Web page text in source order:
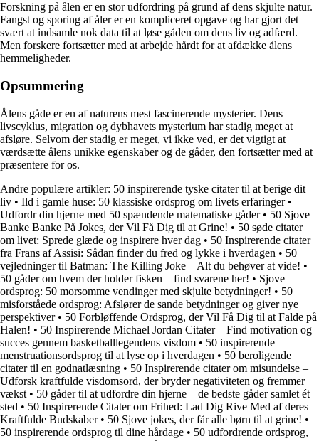
Forskning på ålen er en stor udfordring på grund af dens skjulte natur.
Fangst og sporing af åler er en kompliceret opgave og har gjort det
svært at indsamle nok data til at løse gåden om dens liv og adfærd.
Men forskere fortsætter med at arbejde hårdt for at afdække ålens
hemmeligheder.
Opsummering
Ålens gåde er en af naturens mest fascinerende mysterier. Dens
livscyklus, migration og dybhavets mysterium har stadig meget at
afsløre. Selvom der stadig er meget, vi ikke ved, er det vigtigt at
værdsætte ålens unikke egenskaber og de gåder, den fortsætter med at
præsentere for os.
Andre populære artikler: 50 inspirerende tyske citater til at berige dit
liv • Ild i gamle huse: 50 klassiske ordsprog om livets erfaringer•
Udfordr din hjerne med 50 spændende matematiske gåder• 50 Sjove
Banke Banke På Jokes, der Vil Få Dig til at Grine! • 50 søde citater
om livet: Sprede glæde og inspirere hver dag • 50 Inspirerende citater
fra Frans af Assisi: Sådan finder du fred og lykke i hverdagen • 50
vejledninger til Batman: The Killing Joke – Alt du behøver at vide! •
50 gåder om hvem der holder fisken – find svarene her! • Sjove
ordsprog: 50 morsomme vendinger med skjulte betydninger! • 50
misforståede ordsprog: Afslører de sande betydninger og giver nye
perspektiver• 50 Forbløffende Ordsprog, der Vil Få Dig til at Falde på
Halen! • 50 Inspirerende Michael Jordan Citater – Find motivation og
succes gennem basketballlegendens visdom • 50 inspirerende
menstruationsordsprog til at lyse op i hverdagen • 50 beroligende
citater til en godnatlæsning • 50 Inspirerende citater om misundelse –
Udforsk kraftfulde visdomsord, der bryder negativiteten og fremmer
vækst • 50 gåder til at udfordre din hjerne – de bedste gåder samlet ét
sted • 50 Inspirerende Citater om Frihed: Lad Dig Rive Med af deres
Kraftfulde Budskaber• 50 Sjove jokes, der får alle børn til at grine! •
50 inspirerende ordsprog til dine hårdage • 50 udfordrende ordsprog,